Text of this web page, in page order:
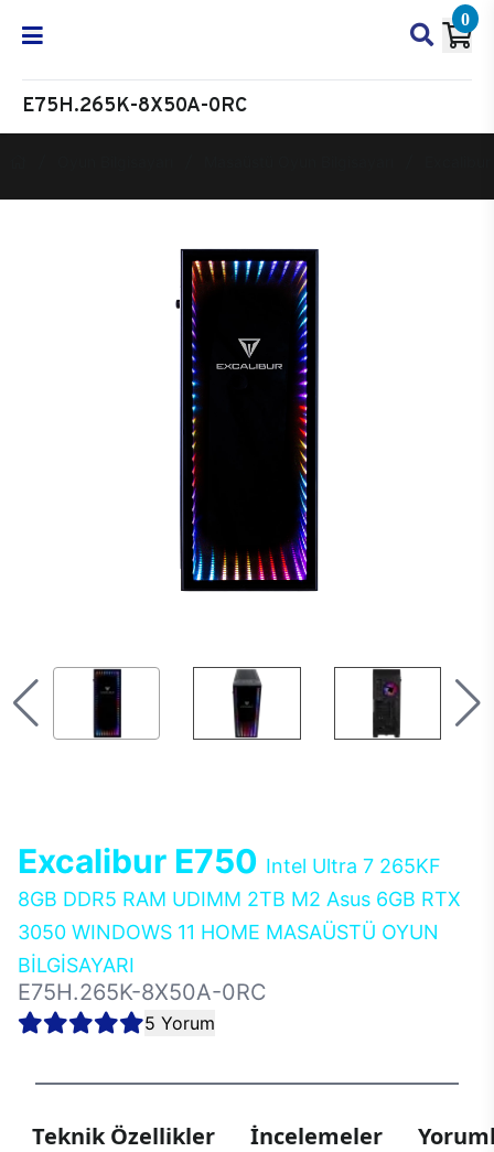
0
E75H.265K-8X50A-0RC
Excalibur E750 Intel Ultra 7 265KF
8GB DDR5 RAM UDIMM 2TB M2 Asus 6GB RTX
3050 WINDOWS 11 HOME MASAÜSTÜ OYUN
BİLGİSAYARI
E75H.265K-8X50A-0RC
5 Yorum
Teknik Özellikler İncelemeler